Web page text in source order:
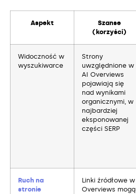
Aspekt
Szanse
(korzyści)
Widoczność w
wyszukiwarce
Strony
uwzględnione w
AI Overviews
pojawiają się
nad wynikami
organicznymi, w
najbardziej
eksponowanej
części SERP
Ruch na
stronie
Linki źródłowe w
Overviews mogą